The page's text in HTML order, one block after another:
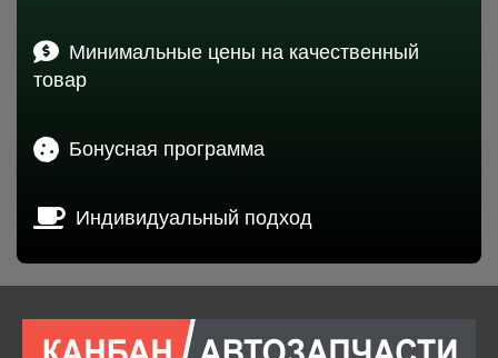
Минимальные цены на качественный
товар
Бонусная программа
Индивидуальный подход